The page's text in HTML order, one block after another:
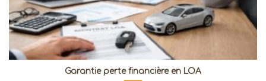
Garantie perte financière en LOA